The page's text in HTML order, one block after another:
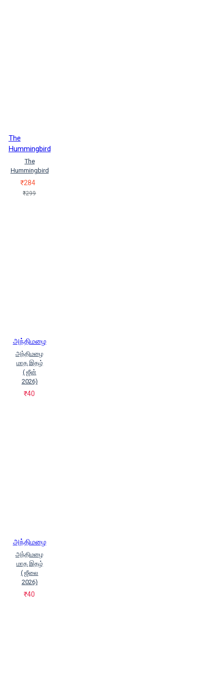
The
Hummingbird
The
Hummingbird
₹284
₹299
அந்திமழை
அந்திமழை
மாத இதழ்
( ஜீன்
2026)
₹40
அந்திமழை
அந்திமழை
மாத இதழ்
( ஜீலை
2026)
₹40